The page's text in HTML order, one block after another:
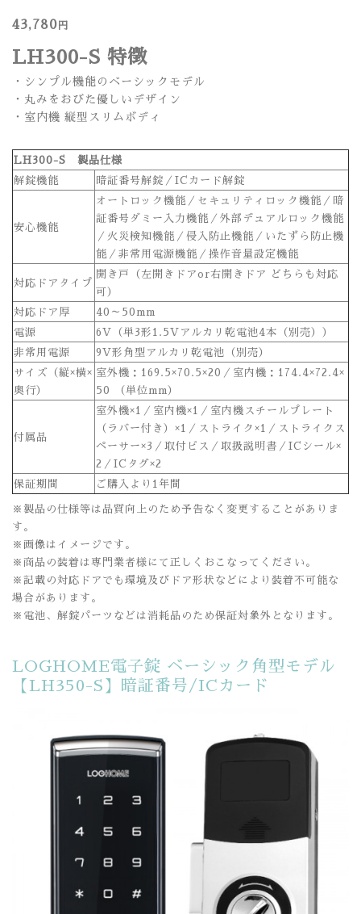
43,780 円
LH300-S 特徴
・シンプル機能のベーシックモデル
・丸みをおびた優しいデザイン
・室内機 縦型スリムボディ
LH300-S 製品仕様
解錠機能
暗証番号解錠／ICカード解錠
安心機能
オートロック機能／セキュリティロック機能／暗
証番号ダミー入力機能／外部デュアルロック機能
／火災検知機能／侵入防止機能／いたずら防止機
能／非常用電源機能／操作音量設定機能
対応ドアタイプ
開き戸（左開きドアor右開きドア どちらも対応
可）
対応ドア厚
40～50mm
電源
6V（単3形1.5Vアルカリ乾電池4本（別売））
非常用電源
9V形角型アルカリ乾電池（別売）
サイズ（縦×横×
奥行）
室外機：169.5×70.5×20／室内機：174.4×72.4×
50 （単位mm）
付属品
室外機×1／室内機×1／室内機スチールプレート
（ラバー付き）×1／ストライク×1／ストライクス
ペーサー×3／取付ビス／取扱説明書／ICシール×
2／ICタグ×2
保証期間
ご購入より1年間
※製品の仕様等は品質向上のため予告なく変更することがありま
す。
※画像はイメージです。
※商品の装着は専門業者様にて正しくおこなってください。
※記載の対応ドアでも環境及びドア形状などにより装着不可能な
場合があります。
※電池、解錠パーツなどは消耗品のため保証対象外となります。
LOGHOME電子錠 ベーシック角型モデル
【LH350-S】暗証番号/ICカード